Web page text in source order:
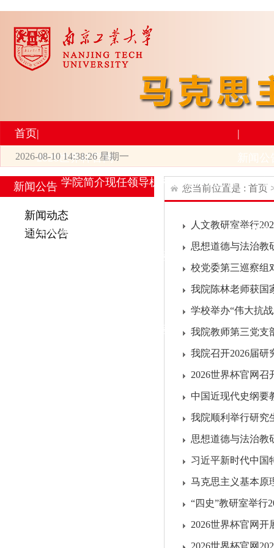
首页|
2026世界杯官网
学院简介现任领导机构设置师资力量
|
研究生培养
学生活动
学术科研
工会活动
2026-08-10 14:38:26 星期一
新闻公告
新闻动态
通知公告
您当前位置是 : 首页
人文教研室举行
思想道德与法治教
校党委第三巡察组
我院陈林老师获国
学校举办“伟大抗
我院教师第三党支
我院召开2026届研
2026世界杯官网
中国近现代史纲要
我院顺利举行研究
思想道德与法治教
习近平新时代中国
马克思主义基本原
“四史”教研室举行
2026世界杯官网开
2026世界杯官网